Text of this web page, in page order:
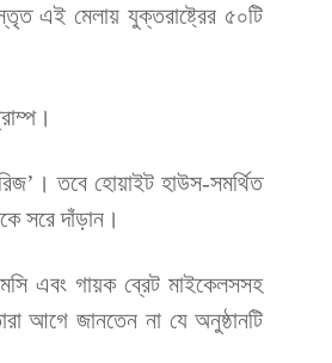
এই মেলায় যুক্তরাষ্ট্রের ৫০টি
তবে হোয়াইট হাউস-সমর্থিত
সরে দাঁড়ান।
এবং গায়ক ব্রেট মাইকেলসসহ
আগে জানতেন না যে অনুষ্ঠানটি